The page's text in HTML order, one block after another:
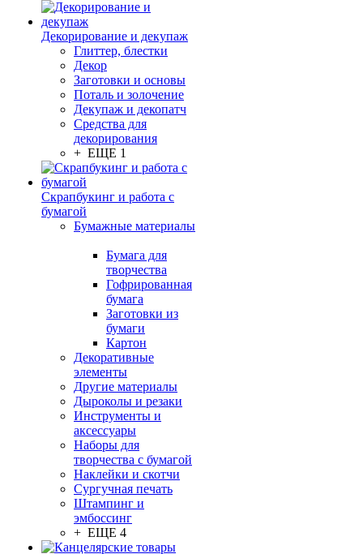
Декорирование и декупаж
Глиттер, блестки
Декор
Заготовки и основы
Поталь и золочение
Декупаж и декопатч
Средства для
декорирования
+ ЕЩЕ 1
Скрапбукинг и работа с
бумагой
Бумажные материалы
Бумага для
творчества
Гофрированная
бумага
Заготовки из
бумаги
Картон
Декоративные
элементы
Другие материалы
Дыроколы и резаки
Инструменты и
аксессуары
Наборы для
творчества с бумагой
Наклейки и скотчи
Сургучная печать
Штампинг и
эмбоссинг
+ ЕЩЕ 4